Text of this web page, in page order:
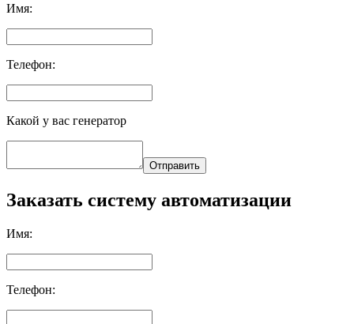
Имя:
Телефон:
Какой у вас генератор
Отправить
Заказать систему автоматизации
Имя:
Телефон: